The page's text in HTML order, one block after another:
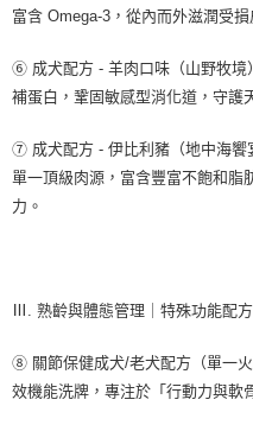
富含 Omega-3，從內而外滋潤受
⑥ 成犬配方 - 羊肉口味（山野牧境
補蛋白，鞏固敏感型消化道，守護
⑦ 成犬配方 - 伊比利豬（地中海饗
單一頂級肉源，富含豐富不飽和脂
力。
Ⅲ. 熟齡與體態管理｜特殊功能配方
⑧ 關節保健成犬/老犬配方（單一
效機能洗牌，專注於「行動力與軟